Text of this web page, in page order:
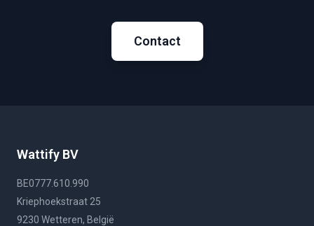
Contact
Wattify BV
BE0777.610.990
Kriephoekstraat 25
9230 Wetteren, België